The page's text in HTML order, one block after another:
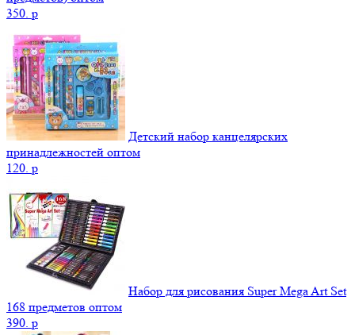
350. p
Детский набор канцелярских
принадлежностей оптом
120. p
Набор для рисования Super Mega Art Set
168 предметов оптом
390. p